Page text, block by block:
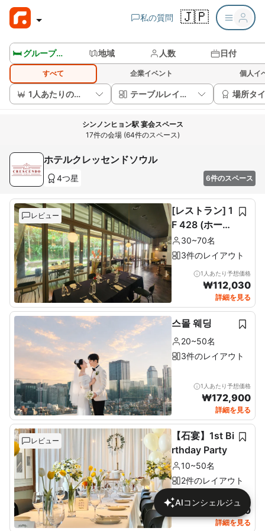
私の質問 🇯🇵
🛏️ グループルームを見る 地域 人数 日付
すべて 企業イベント 個人イ
1人あたりの価格 テーブルレイアウト 場所タ
シンノンヒョン駅 宴会スペース
17件の会場 (64件のスペース)
ホテルクレッセンドソウル
4つ星 6件のスペース
レビュー
[レストラン] 1
F 428 (ホール
60席+ルーム1
0席)
30~70名
3件のレイアウト
1人あたり予想価格
₩112,030
詳細を見る
스몰 웨딩
20~50名
3件のレイアウト
1人あたり予想価格
₩172,900
詳細を見る
レビュー
【石宴】1st Bi
rthday Party
10~50名
2件のレイアウト
1人あたり予想価格
137,680
詳細を見る
AIコンシェルジュ